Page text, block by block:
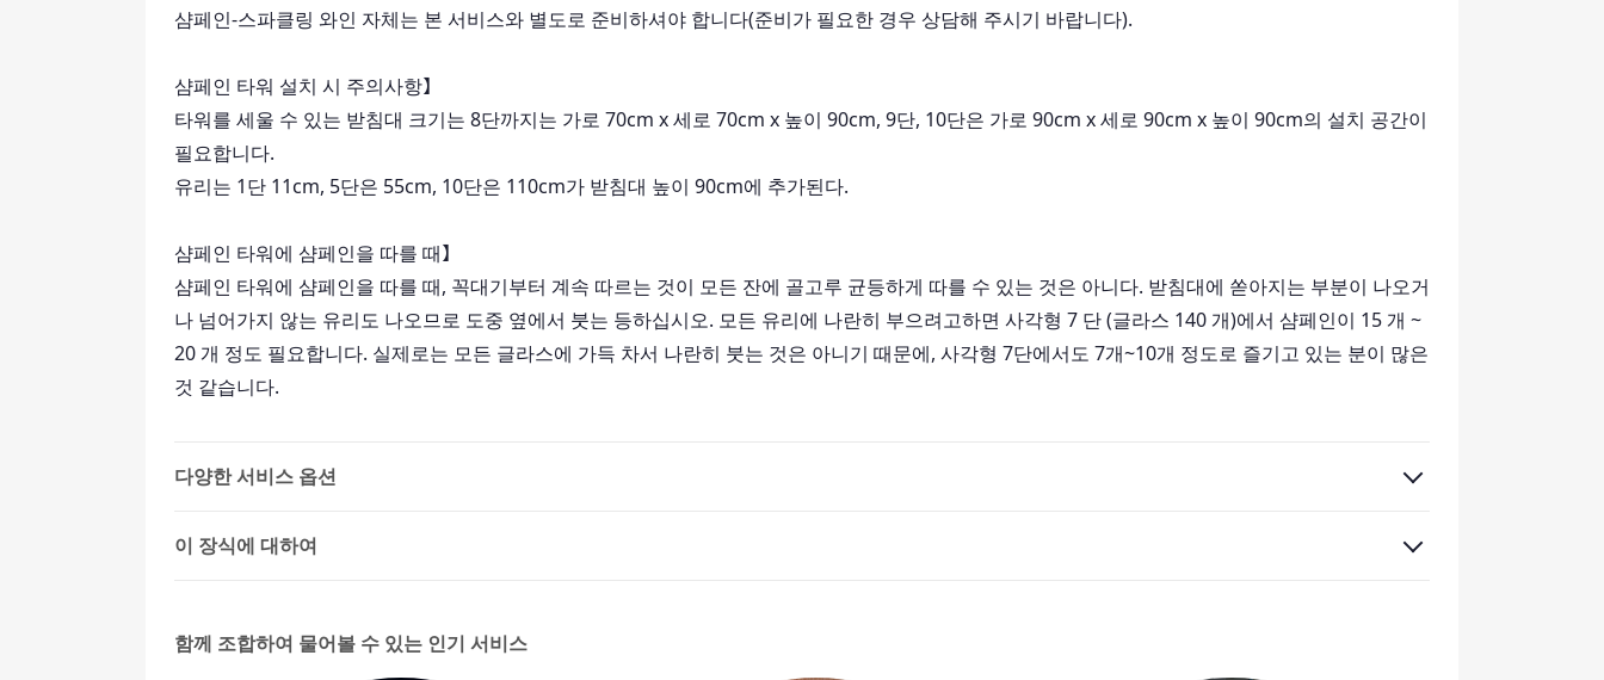
샴페인-스파클링 와인 자체는 본 서비스와 별도로 준비하셔야 합니다(준비가 필요한 경우 상담해 주시기 바랍니다).
샴페인 타워 설치 시 주의사항】
타워를 세울 수 있는 받침대 크기는 8단까지는 가로 70cm x 세로 70cm x 높이 90cm, 9단, 10단은 가로 90cm x 세로 90cm x 높이 90cm의 설치 공간이
필요합니다.
유리는 1단 11cm, 5단은 55cm, 10단은 110cm가 받침대 높이 90cm에 추가된다.
샴페인 타워에 샴페인을 따를 때】
샴페인 타워에 샴페인을 따를 때, 꼭대기부터 계속 따르는 것이 모든 잔에 골고루 균등하게 따를 수 있는 것은 아니다. 받침대에 쏟아지는 부분이 나오거
나 넘어가지 않는 유리도 나오므로 도중 옆에서 붓는 등하십시오. 모든 유리에 나란히 부으려고하면 사각형 7 단 (글라스 140 개)에서 샴페인이 15 개 ~
20 개 정도 필요합니다. 실제로는 모든 글라스에 가득 차서 나란히 붓는 것은 아니기 때문에, 사각형 7단에서도 7개~10개 정도로 즐기고 있는 분이 많은
것 같습니다.
다양한 서비스 옵션
이 장식에 대하여
함께 조합하여 물어볼 수 있는 인기 서비스